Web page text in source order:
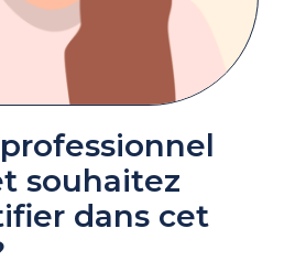
souhaitez
dans cet